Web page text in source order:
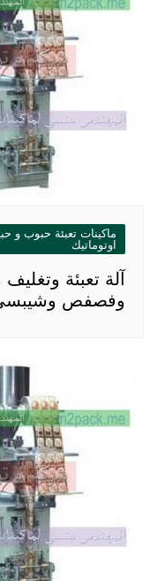
ماكينات تعبئة حبوب و
اوتوماتيك
آلة تعبئة
وفصفص